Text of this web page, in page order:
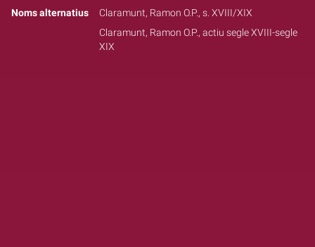
Noms alternatius
Claramunt, Ramon O.P., s. XVIII/XIX
Claramunt, Ramon O.P., actiu segle XVIII-segle
XIX